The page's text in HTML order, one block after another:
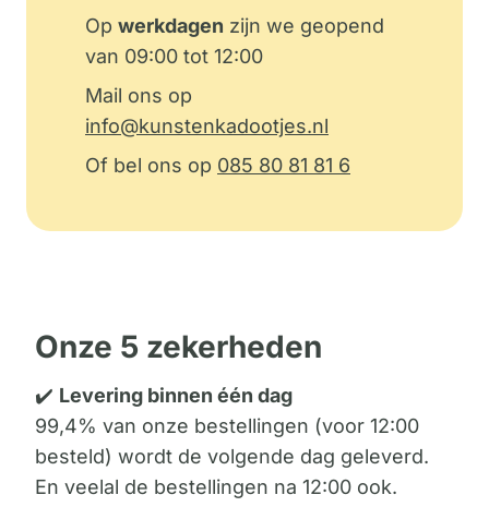
Op werkdagen zijn we geopend
van 09:00 tot 12:00
Mail ons op
info@kunstenkadootjes.nl
Of bel ons op 085 80 81 81 6
Onze 5 zekerheden
✔️ Levering binnen één dag
99,4% van onze bestellingen (voor 12:00
besteld) wordt de volgende dag geleverd.
En veelal de bestellingen na 12:00 ook.